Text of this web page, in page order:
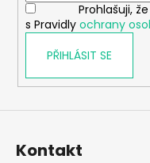
Prohlašuji,
s Pravidly ochrany
PŘIHLÁSIT SE
Kontakt